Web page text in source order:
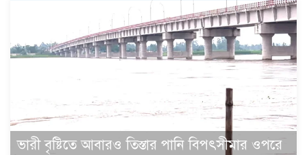
ভারী বৃষ্টিতে আবারও তিস্তার পানি বিপৎসীমার ওপরে